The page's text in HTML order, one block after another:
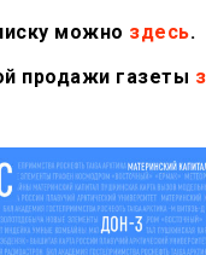
можно здесь.
продажи газеты